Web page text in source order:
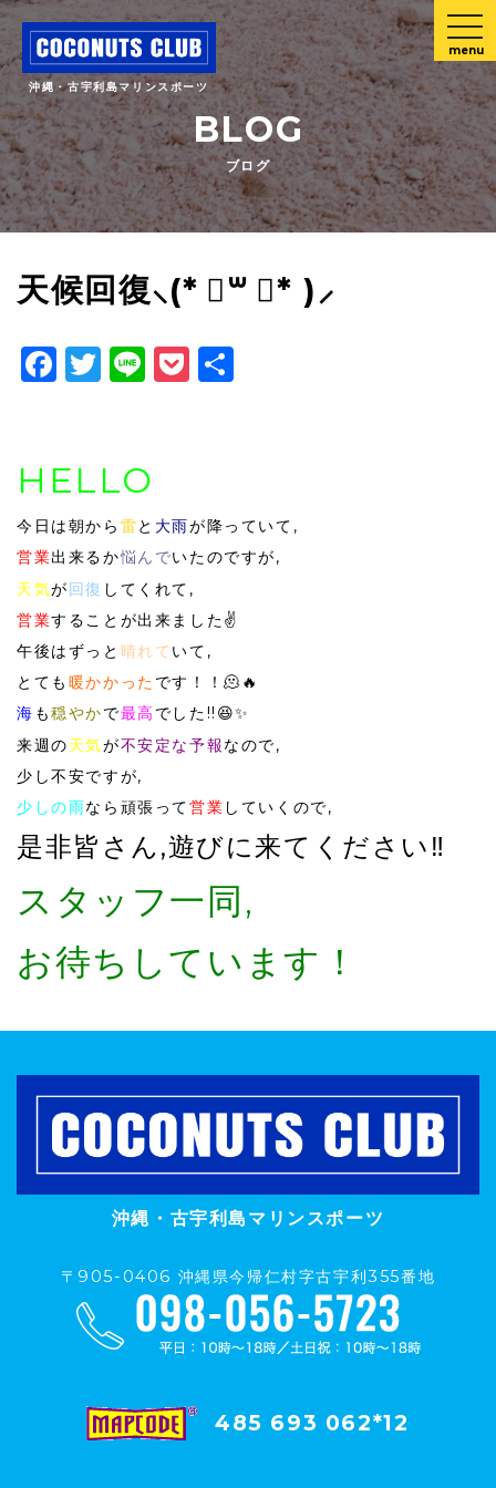
沖縄・古宇利島マリンスポーツ
menu
BLOG
ブログ
天候回復⸜(* ॑꒳ ॑* )⸝
Facebook
Twitter
LinePocket
HELLO
今日は朝から 雷と 大雨が降っていて,
営業出来るか悩んでいたのですが,
天気が回復 してくれて,
営業することが出来ました✌️
午後はずっと 晴れて いて,
とても 暖かかった です！！🫠🔥
海 も穏やかで最高 でした!!😆✨
来週の天気が不安定な予報なので,
少し不安ですが,
少しの雨なら頑張って営業 していくので,
是非皆さん,遊びに来てください‼️
スタッフ一同,
お待ちしています！
沖縄・古宇利島マリンスポーツ
〒905-0406 沖縄県今帰仁村字古宇利355番地
485 693 062*12